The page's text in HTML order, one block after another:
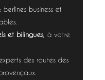
business et
et bilingues, à votre
des routes des